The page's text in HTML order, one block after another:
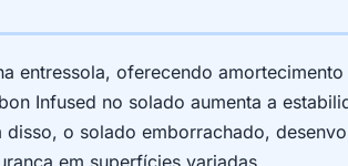
entressola, oferecendo
Infused no solado aumenta a
o solado emborrachado,
em superfícies variadas.